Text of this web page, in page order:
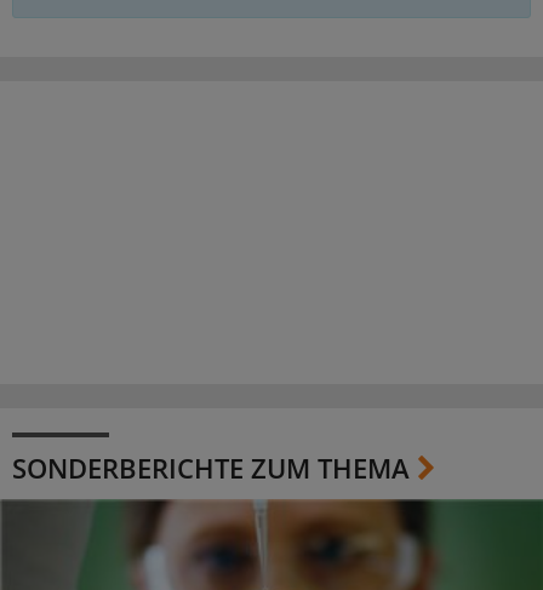
SONDERBERICHTE ZUM THEMA